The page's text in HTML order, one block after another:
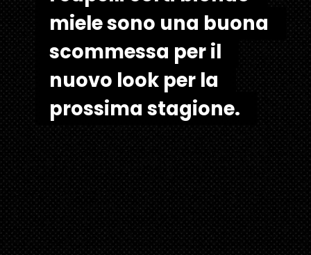
miele sono una buona
scommessa per il
nuovo look per la
prossima stagione.
miele sono una buona
scommessa per il
nuovo look per la
prossima stagione.